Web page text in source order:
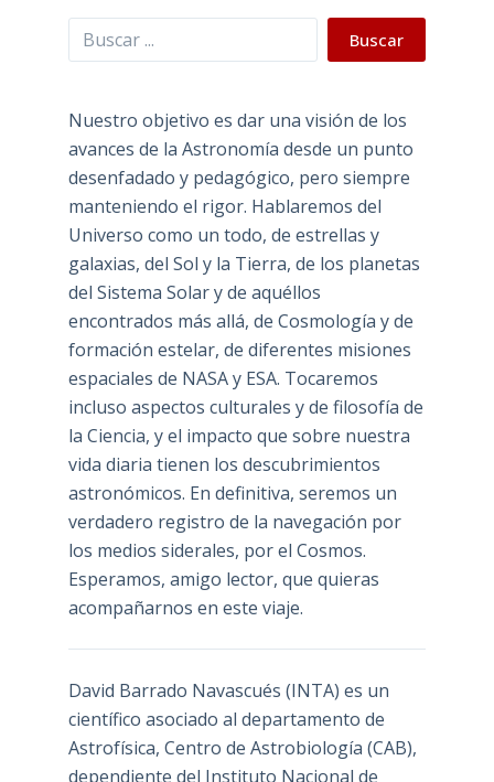
Buscar Buscar
Nuestro objetivo es dar una visión de los
avances de la Astronomía desde un punto
desenfadado y pedagógico, pero siempre
manteniendo el rigor. Hablaremos del
Universo como un todo, de estrellas y
galaxias, del Sol y la Tierra, de los planetas
del Sistema Solar y de aquéllos
encontrados más allá, de Cosmología y de
formación estelar, de diferentes misiones
espaciales de NASA y ESA. Tocaremos
incluso aspectos culturales y de filosofía de
la Ciencia, y el impacto que sobre nuestra
vida diaria tienen los descubrimientos
astronómicos. En definitiva, seremos un
verdadero registro de la navegación por
los medios siderales, por el Cosmos.
Esperamos, amigo lector, que quieras
acompañarnos en este viaje.
David Barrado Navascués (INTA) es un
científico asociado al departamento de
Astrofísica, Centro de Astrobiología (CAB),
dependiente del Instituto Nacional de